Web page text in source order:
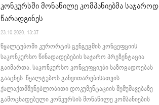
კონკურსში მონაწილე კომპანიებმა საჯაროდ
წარადგინეს
23.10.2020. 13:37
წყალტუბოში კურორტის გენგეგმის კონცეფციის
საკონკურსო წინადადებების საჯარო პრეზენტაცია
გაიმართა. საკონკურსო კონცეფციები საზოგადოებას
გააცნეს წყალტუბოს განვითარებისათვის
ქალაქთმშენებლობითი დოკუმენტაციის შემუშავებაზე
გამოცხადებული კონკურსის მონაწილე კომპანიების